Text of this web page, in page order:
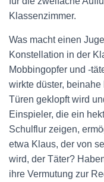
Klassenzimmer.
Was macht einen
Konstellation in der
Mobbingopfer und -
wirkte düster,
Türen geklopft wird
Einspieler, die ein
Schulflur zeigen,
etwa Klaus, der von
wird, der Täter?
ihre Vermutung zur